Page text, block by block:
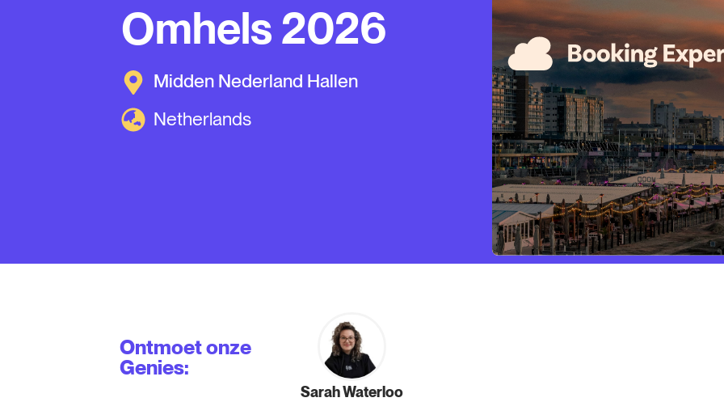
Omhels 2026
Midden Nederland Hallen
Netherlands
Ontmoet onze
Genies:
Sarah Waterloo